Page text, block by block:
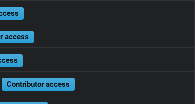
access
Contributor access